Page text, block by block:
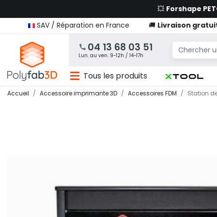
💥 Forshape
SAV / Réparation en France
🚚 Livraison
04 13 68 03 51
Lun. au ven. 9-12h / 14-17h
Tous les produits
Accueil Accessoire imprimante 3D Accessoires FDM Station